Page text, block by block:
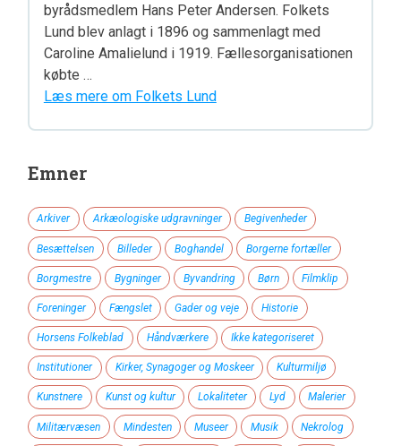
byrådsmedlem Hans Peter Andersen. Folkets
Lund blev anlagt i 1896 og sammenlagt med
Caroline Amalielund i 1919. Fællesorganisationen
købte …
Læs mere om Folkets Lund
Emner
Arkiver Arkæologiske udgravninger Begivenheder
Besættelsen Billeder Boghandel Borgerne fortæller
Borgmestre Bygninger Byvandring Børn Filmklip
Foreninger Fængslet Gader og veje Historie
Horsens Folkeblad Håndværkere Ikke kategoriseret
Institutioner Kirker, Synagoger og Moskeer Kulturmiljø
Kunstnere Kunst og kultur Lokaliteter Lyd Malerier
Militærvæsen Mindesten Museer Musik Nekrolog